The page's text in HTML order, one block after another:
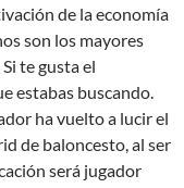
de la economía
son los mayores
te gusta el
estabas buscando.
ha vuelto a lucir el
de baloncesto, al ser
será jugador